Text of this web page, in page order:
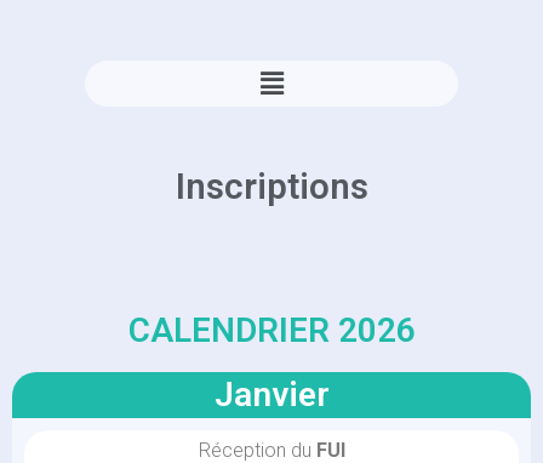
Inscriptions
CALENDRIER 2026
Janvier
Réception du FUI